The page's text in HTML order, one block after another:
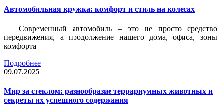
Автомобильная кружка: комфорт и стиль на колесах
Современный автомобиль – это не просто средство
передвижения, а продолжение нашего дома, офиса, зоны
комфорта
Подробнее
09.07.2025
Мир за стеклом: разнообразие террариумных животных и
секреты их успешного содержания